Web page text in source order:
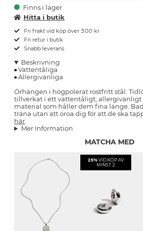
Finns i lager
Hitta i butik
Fri frakt vid köp över 300 kr
Fri retur i butik
Snabb leverans
Beskrivning
Vattentåliga
Allergivänliga
Örhängen i högpolerat rostfritt stål.
tillverkat i ett vattentåligt, allergivänligt
material som håller dem fina länge.
träna utan att oroa dig för att de ska
här
Mer Information
MATCHA MED
25% VID KÖP AV
MINST 2